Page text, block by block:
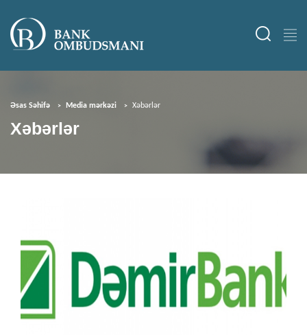
Əsas Səhifə Media mərkəzi Xəbərlər
Xəbərlər